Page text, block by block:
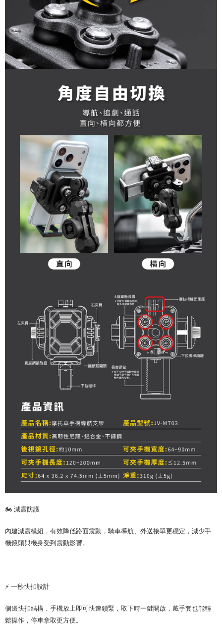
🏍️ 減震防護
內建減震模組，有效降低路面震動，騎車導航、外送接單更穩定，減少手
機鏡頭與機身受到震動影響。
⚡ 一秒快扣設計
側邊快扣結構，手機放上即可快速鎖緊，取下時一鍵開啟，戴手套也能輕
鬆操作，停車拿取更方便。